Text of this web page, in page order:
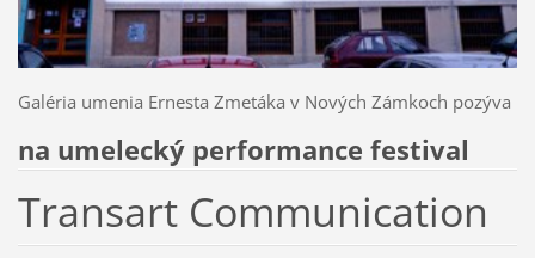
Galéria umenia Ernesta Zmetáka v Nových Zámkoch pozýva
na umelecký performance festival
Transart Communication